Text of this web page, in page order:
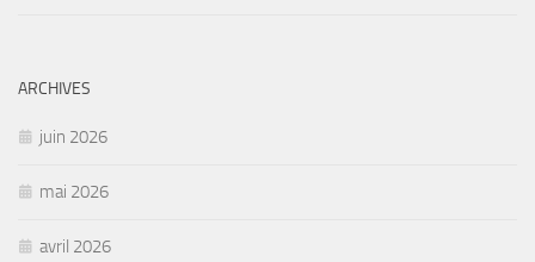
ARCHIVES
juin 2026
mai 2026
avril 2026